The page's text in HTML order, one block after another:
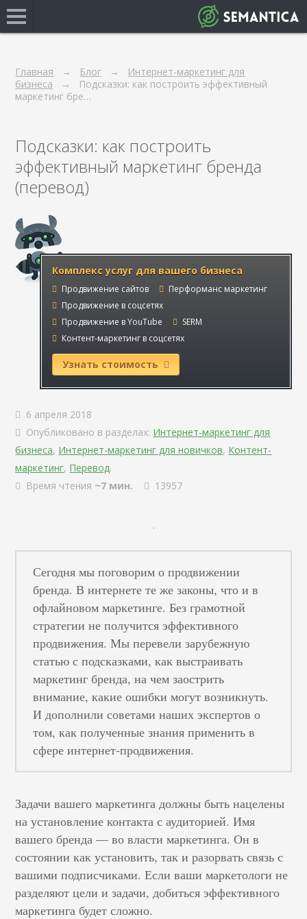
Главная Блог
Интернет-маркетинг для
бизнеса
Подсказки: как построить эффективный
маркетинг бре…
Подсказки: как построить
эффективный маркетинг бренда
(перевод)
Комплекс услуг для вашего бизнеса
Продвижение сайтов
Перформанс маркетинг
Продвижение в соцсетях
Продвижение в YouTube
SERM
Контент-маркетинг в соцсетях
Узнать стоимость
6 апреля 2018
Опубликовано в разделах: Интернет-маркетинг для
бизнеса, Интернет-маркетинг для новичков, Контент-
маркетинг, Перевод.
Время чтения ~7 мин. 13957
Сегодня мы поговорим о продвижении
бренда. В интернете те же законы, что и в
офлайновом маркетинге. Без грамотной
стратегии не получится эффективного
продвижения. Мы перевели зарубежную
статью с подсказками, как выстраивать
маркетинг бренда, на чем заострить
внимание, какие ошибки могут возникнуть.
И дополнили советами наших экспертов о
том, как полученные знания применить в
сфере интернет-продвижения.
Задачи вашего маркетинга должны быть нацелены
на установление контакта с аудиторией. Имя
вашего бренда — во власти маркетинга. Он в
состоянии как установить, так и разорвать связь с
вашими подписчиками. Если ваши маркетологи не
разделяют цели и задачи, добиться эффективного
маркетинга будет сложно.